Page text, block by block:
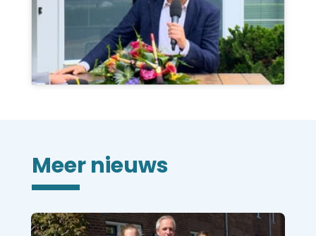
Meer nieuws